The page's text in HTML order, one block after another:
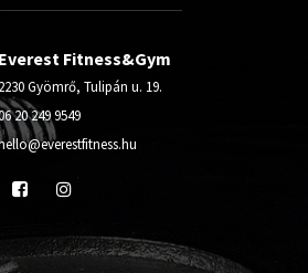
Everest Fitness&Gym
2230 Gyömrő, Tulipán u. 19.
20 249 9549